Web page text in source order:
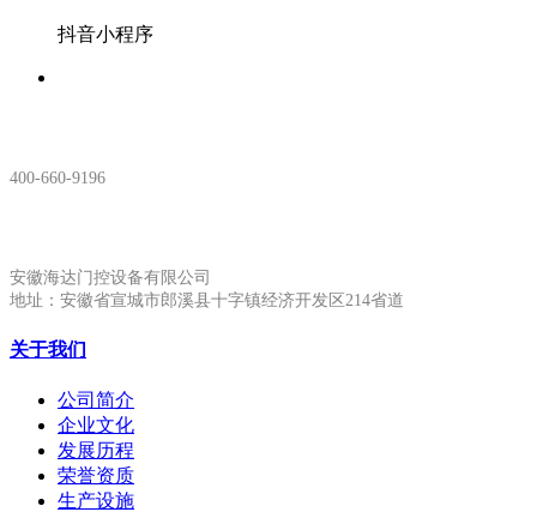
抖音小程序
400-660-9196
安徽海达门控设备有限公司
地址：安徽省宣城市郎溪县十字镇经济开发区214省道
关于我们
公司简介
企业文化
发展历程
荣誉资质
生产设施